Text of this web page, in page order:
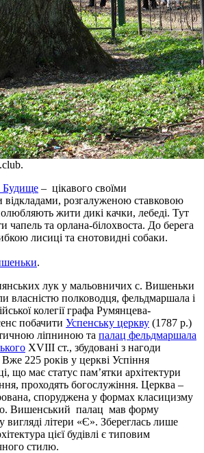
Будище – цікавого своїми
відкладами, розгалуженою ставковою
жити дикі качки, лебеді. Тут
чапель та орлана-білохвоста. До берега
лисиці та єнотовидні собаки.
.
лук у мальовничих с. Вишеньки
власністю полководця, фельдмаршала і
колегії графа Румянцева-
побачити Успенську церкву (1787 р.)
ліпниною та палац фельдмаршала
XVIII ст., збудовані з нагоди
225 років у церкві Успіння
що має статус пам’ятки архітектури
проходять богослужіння. Церква –
споруджена у формах класицизму
Вишенський палац мав форму
вигляді літери «Є». Збереглась лише
цієї будівлі є типовим
стилю.